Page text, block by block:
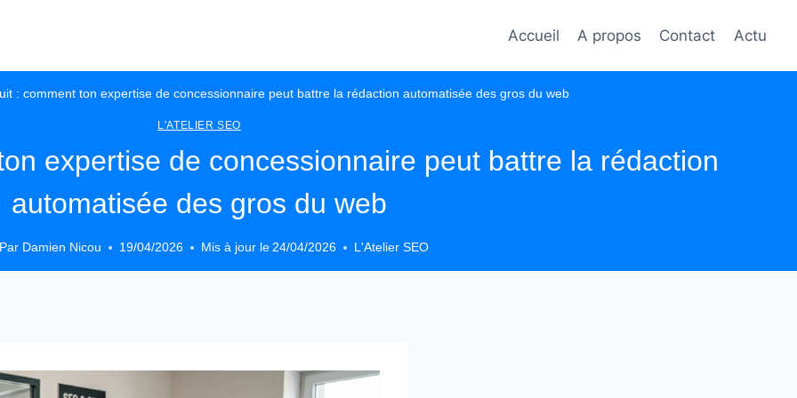
Accueil A propos Contact Actu
: comment ton expertise de concessionnaire peut battre la rédaction automatisée des gros du web
L'ATELIER SEO
expertise de concessionnaire peut battre la rédaction
automatisée des gros du web
Par Damien Nicou 19/04/2026 Mis à jour le 24/04/2026 L'Atelier SEO